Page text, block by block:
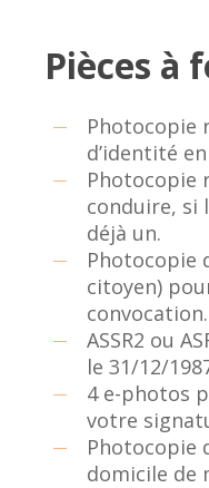
Pièces à
Photocopie
d’identité
Photocopie
conduire, si
déjà un.
Photocopie
citoyen)
convocation.
ASSR2 ou
le 31/12/
4 e-photos
votre
Photocopie
domicile de